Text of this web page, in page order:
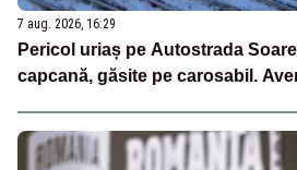
7 aug. 2026, 16:29
Pericol uriaș pe Autostrada
capcană, găsite pe carosabil.